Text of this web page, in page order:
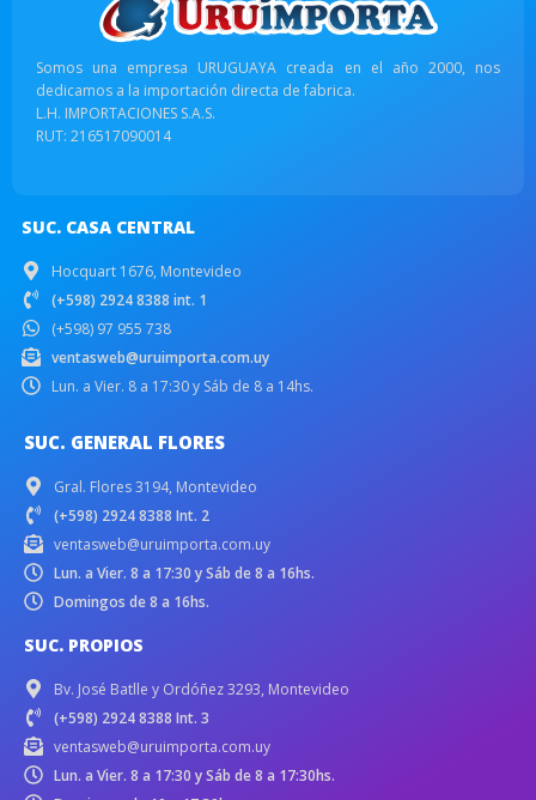
Somos una empresa URUGUAYA creada en el año 2000, nos
dedicamos a la importación directa de fabrica.
L.H. IMPORTACIONES S.A.S.
RUT: 216517090014
SUC. CASA CENTRAL
Hocquart 1676, Montevideo
(+598) 2924 8388 int. 1
(+598) 97 955 738
ventasweb@uruimporta.com.uy
Lun. a Vier. 8 a 17:30 y Sáb de 8 a 14hs.
SUC. GENERAL FLORES
Gral. Flores 3194, Montevideo
(+598) 2924 8388 Int. 2
ventasweb@uruimporta.com.uy
Lun. a Vier. 8 a 17:30 y Sáb de 8 a 16hs.
Domingos de 8 a 16hs.
SUC. PROPIOS
Bv. José Batlle y Ordóñez 3293, Montevideo
(+598) 2924 8388 Int. 3
ventasweb@uruimporta.com.uy
Lun. a Vier. 8 a 17:30 y Sáb de 8 a 17:30hs.